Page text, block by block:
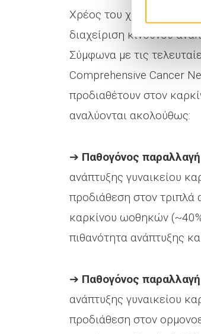
Χρέος του χειρουργού,
διαχείριση κινδύνου
Σύμφωνα με τις
Comprehensive Cancer
προδιαθέτουν στον
αναλύονται ακολούθως:
➔ Παθογόνος παραλλαγή
ανάπτυξης γυναικείου
προδιάθεση στον τριπλά
καρκίνου ωοθηκών
πιθανότητα ανάπτυξης
➔ Παθογόνος παραλλαγή
ανάπτυξης γυναικείου
προδιάθεση στον